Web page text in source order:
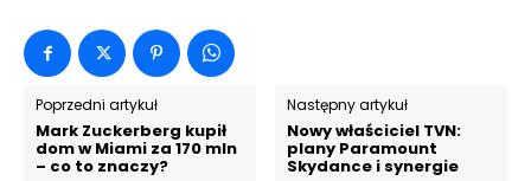
Poprzedni artykuł
Mark Zuckerberg kupił
dom w Miami za 170 mln
– co to znaczy?
Następny artykuł
Nowy właściciel TVN:
plany Paramount
Skydance i synergie